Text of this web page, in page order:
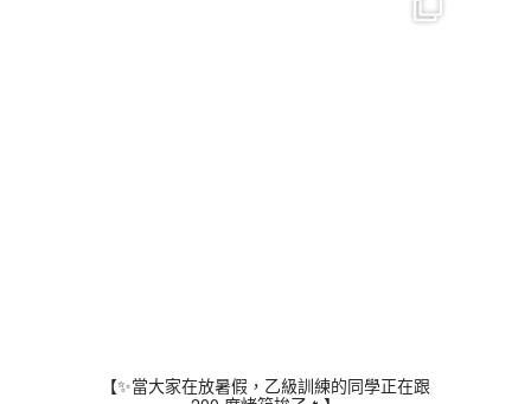
【✨當大家在放暑假，乙級訓練的同學正在跟